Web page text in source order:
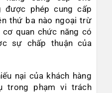
được phép cung cấp
thứ ba nào ngoại trừ
quan chức năng có
sự chấp thuận của
nại của khách hàng
trong phạm vi trách